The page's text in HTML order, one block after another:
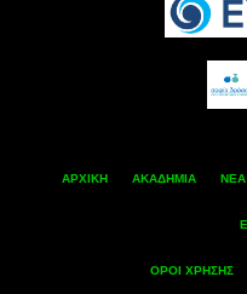
ΑΡΧΙΚΗ ΑΚΑΔΗΜΙΑ ΝΕΑ
ΟΡΟΙ ΧΡΗΣΗΣ